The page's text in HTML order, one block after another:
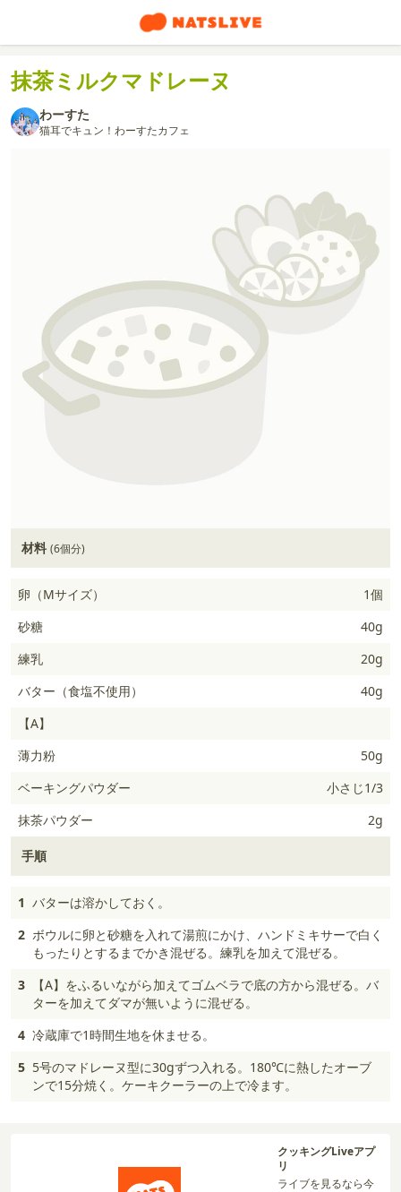
抹茶ミルクマドレーヌ
わーすた
猫耳でキュン！わーすたカフェ
材料 (6個分)
卵（Mサイズ）
1個
砂糖
40g
練乳
20g
バター（食塩不使用）
40g
【A】
薄力粉
50g
ベーキングパウダー
小さじ1/3
抹茶パウダー
2g
手順
1 バターは溶かしておく。
2 ボウルに卵と砂糖を入れて湯煎にかけ、ハンドミキサーで白く
もったりとするまでかき混ぜる。練乳を加えて混ぜる。
3
【A】をふるいながら加えてゴムベラで底の方から混ぜる。バ
ターを加えてダマが無いように混ぜる。
4 冷蔵庫で1時間生地を休ませる。
5 5号のマドレーヌ型に30gずつ入れる。180℃に熱したオーブ
ンで15分焼く。ケーキクーラーの上で冷ます。
クッキングLiveアプ
リ
ライブを見るなら今